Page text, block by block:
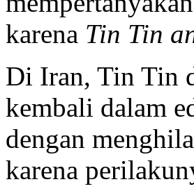
karena Tin Tin
Di Iran, Tin Tin
kembali dalam
dengan
karena